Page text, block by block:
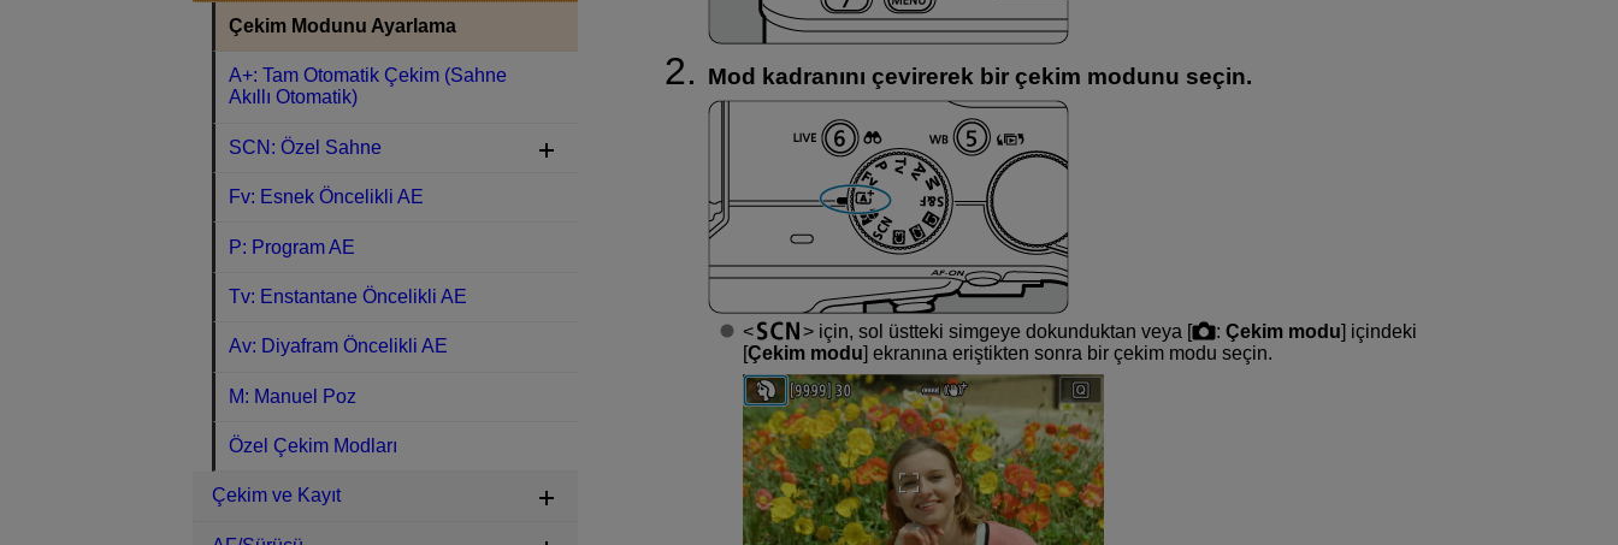
Mod kadranını çevirerek bir çekim modunu seçin.
için, sol üstteki simgeye dokunduktan veya [ : Çekim modu] içindeki
[Çekim modu] ekranına eriştikten sonra bir çekim modu seçin.
Çekim Modunu Ayarlama
A+: Tam Otomatik Çekim (Sahne
Akıllı Otomatik)
SCN: Özel Sahne
Fv: Esnek Öncelikli AE
P: Program AE
Tv: Enstantane Öncelikli AE
Av: Diyafram Öncelikli AE
M: Manuel Poz
Özel Çekim Modları
Çekim ve Kayıt